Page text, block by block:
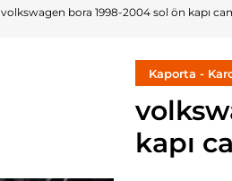
volkswagen bora 1998-2004 sol ön kapı
Kaporta -
kapı